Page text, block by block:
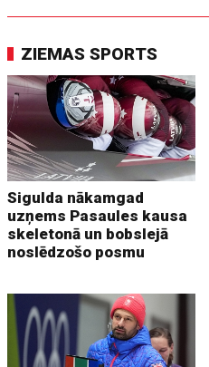
ZIEMAS SPORTS
Sigulda nākamgad
uzņems Pasaules kausa
skeletonā un bobslejā
noslēdzošo posmu